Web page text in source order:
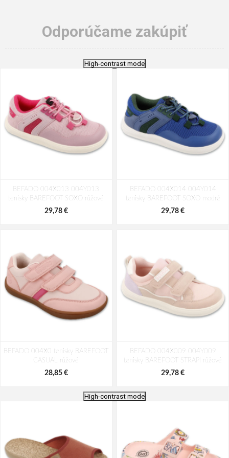
Odporúčame zakúpiť
High-contrast mode
BEFADO 004X013 004Y013
tenisky BAREFOOT SOXO růžové
29,78 €
BEFADO 004X014 004Y014
tenisky BAREFOOT SOXO modré
29,78 €
BEFADO 004X0 tenisky BAREFOOT
CASUAL růžové
28,85 €
BEFADO 004X009 004Y009
tenisky BAREFOOT STRAPI růžové
29,78 €
High-contrast mode